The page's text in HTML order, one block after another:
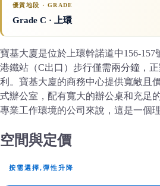
優質地段 · GRADE
Grade C · 上環
寶基大廈是位於上環幹諾道中156-
港鐵站（C出口）步行僅需兩分鐘，
利。寶基大廈的商務中心提供寬敞且
式辦公室，配有寬大的辦公桌和充足
專業工作環境的公司來說，這是一個
空間與定價
按需選擇,彈性升降